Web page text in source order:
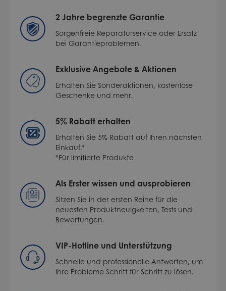
2 Jahre begrenzte Garantie
Sorgenfreie Reparaturservice oder Ersatz
bei Garantieproblemen.
Exklusive Angebote & Aktionen
Erhalten Sie Sonderaktionen, kostenlose
Geschenke und mehr.
5% Rabatt erhalten
Erhalten Sie 5% Rabatt auf Ihren nächsten
Einkauf.*
*Für limitierte Produkte
Als Erster wissen und ausprobieren
Sitzen Sie in der ersten Reihe für die
neuesten Produktneuigkeiten, Tests und
Bewertungen.
VIP-Hotline und Unterstützung
Schnelle und professionelle Antworten, um
Ihre Probleme Schritt für Schritt zu lösen.